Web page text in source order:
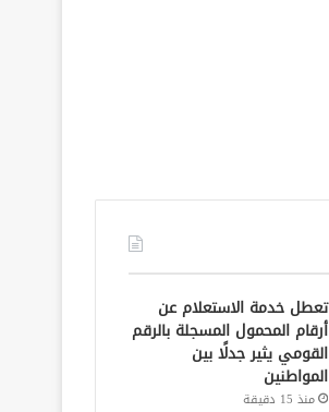
تعطل خدمة الاستعلام عن
أرقام المحمول المسجلة بالرقم
القومي يثير جدلًا بين
المواطنين
منذ 15 دقيقة